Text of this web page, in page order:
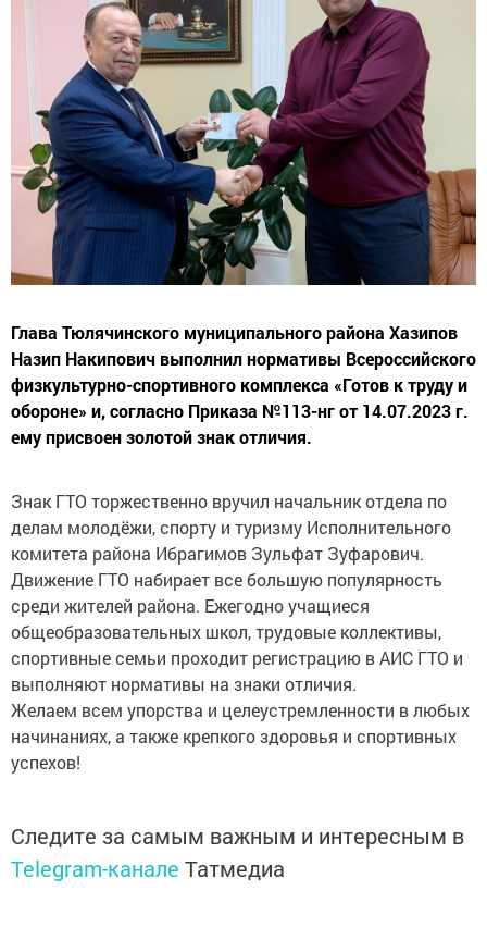
Глава Тюлячинского муниципального района Хазипов
Назип Накипович выполнил нормативы Всероссийского
физкультурно-спортивного комплекса «Готов к труду и
обороне» и, согласно Приказа №113-нг от 14.07.2023 г.
ему присвоен золотой знак отличия.
Знак ГТО торжественно вручил начальник отдела по
делам молодёжи, спорту и туризму Исполнительного
комитета района Ибрагимов Зульфат Зуфарович.
Движение ГТО набирает все большую популярность
среди жителей района. Ежегодно учащиеся
общеобразовательных школ, трудовые коллективы,
спортивные семьи проходит регистрацию в АИС ГТО и
выполняют нормативы на знаки отличия.
Желаем всем упорства и целеустремленности в любых
начинаниях, а также крепкого здоровья и спортивных
успехов!
Следите за самым важным и интересным в
Telegram-канале Татмедиа